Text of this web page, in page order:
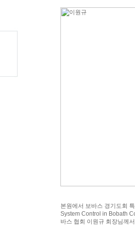
본원에서 보바스 경기도회
System Control in Bobath
바스 협회 이원규 회장님께